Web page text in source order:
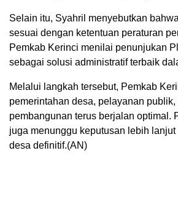
Selain itu, Syahril menyebutkan
sesuai dengan ketentuan peraturan
Pemkab Kerinci menilai penunjukan
sebagai solusi administratif terbaik
Melalui langkah tersebut, Pemkab
pemerintahan desa, pelayanan
pembangunan terus berjalan optimal.
juga menunggu keputusan lebih
desa definitif.(AN)